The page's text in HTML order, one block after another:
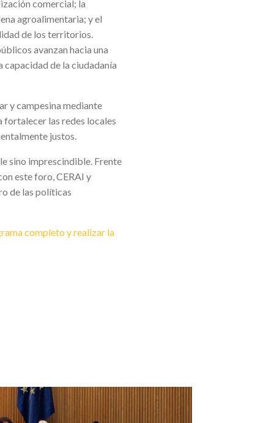
comercial; la
agroalimentaria; y el
de los territorios.
avanzan hacia una
de la ciudadanía
y campesina mediante
fortalecer las redes locales
justos.
sino imprescindible. Frente
este foro, CERAI y
de las políticas
completo y realizar la